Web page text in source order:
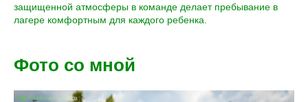
защищенной атмосферы в команде делает пребывание в
лагере комфортным для каждого ребенка.
Фото со мной